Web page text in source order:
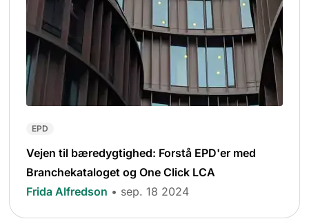
EPD
Vejen til bæredygtighed: Forstå EPD'er med
Branchekataloget og One Click LCA
Frida Alfredson • sep. 18 2024